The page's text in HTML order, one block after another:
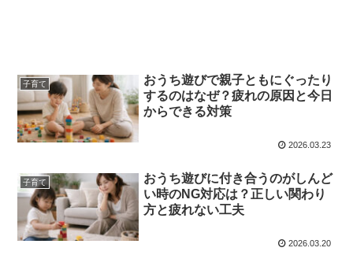
子育て
おうち遊びで親子ともにぐったり
するのはなぜ？疲れの原因と今日
からできる対策
2026.03.23
子育て
おうち遊びに付き合うのがしんど
い時のNG対応は？正しい関わり
方と疲れない工夫
2026.03.20